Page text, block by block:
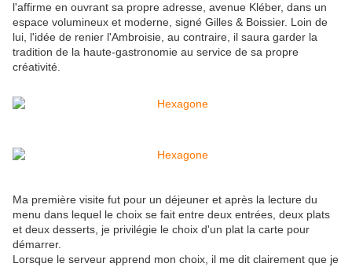
l'affirme en ouvrant sa propre adresse, avenue Kléber, dans un
espace volumineux et moderne, signé Gilles & Boissier. Loin de
lui, l'idée de renier l'Ambroisie, au contraire, il saura garder la
tradition de la haute-gastronomie au service de sa propre
créativité.
Ma première visite fut pour un déjeuner et après la lecture du
menu dans lequel le choix se fait entre deux entrées, deux plats
et deux desserts, je privilégie le choix d'un plat la carte pour
démarrer.
Lorsque le serveur apprend mon choix, il me dit clairement que je